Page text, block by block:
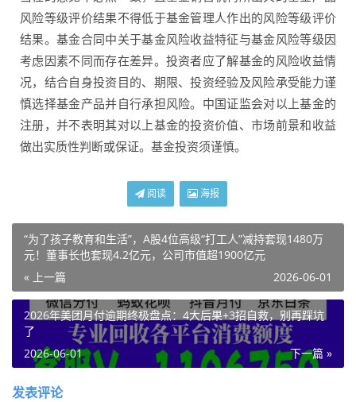
风险等级评价结果不得低于基金管理人作出的风险等级评价
结果。基金合同中关于基金风险收益特征与基金风险等级因
考虑因素不同而存在差异。投资者应了解基金的风险收益情
况，结合自身投资目的、期限、投资经验及风险承受能力谨
慎选择基金产品并自行承担风险。中国证监会对以上基金的
注册，并不表明其对以上基金的投资价值、市场前景和收益
做出实质性判断或保证。基金投资须谨慎。
阅读 海报
“为了孩子教育和生活”，A股4位高级“打工人”减持套现1480万
元！董事长也套现4.2亿元，公司市值超1900亿元
« 上一篇
2026-06-01
2026年美团月付逾期终极盘点：4大后果+3招自救，别再踩坑
了
下一篇 »
2026-06-01
发表评论